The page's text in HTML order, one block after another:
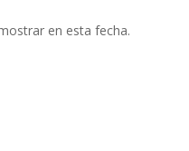
en esta fecha.